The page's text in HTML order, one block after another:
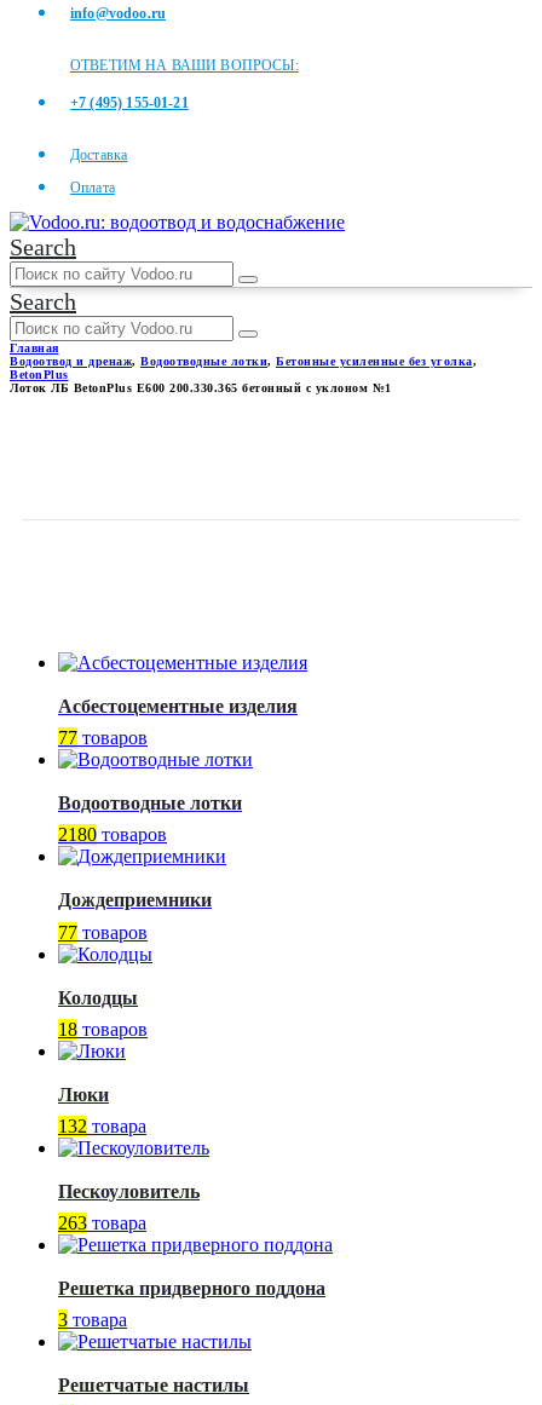
info@vodoo.ru
ОТВЕТИМ НА ВАШИ ВОПРОСЫ:
+7 (495) 155-01-21
Доставка
Оплата
Search
Search
Главная
Водоотвод и дренаж, Водоотводные лотки, Бетонные усиленные без уголка,
BetonPlus
Лоток ЛБ BetonPlus Е600 200.330.365 бетонный с уклоном №1
Асбестоцементные изделия
77 товаров
Водоотводные лотки
2180 товаров
Дождеприемники
77 товаров
Колодцы
18 товаров
Люки
132 товара
Пескоуловитель
263 товара
Решетка придверного поддона
3 товара
Решетчатые настилы